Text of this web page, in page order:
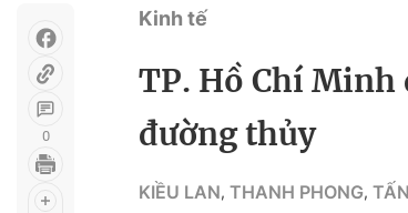
Quốc tế
An Sinh
Công nghệ
0
Kinh tế
TP. Hồ Chí
đường thủy
KIỀU LAN, THANH PHONG,